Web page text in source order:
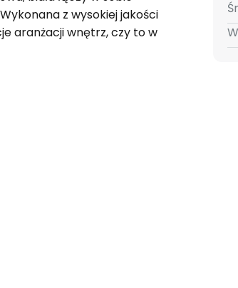
z wysokiej jakości
aranżacji wnętrz, czy to w
ponadczasową elegancję i
co pozwala na
Ponadto możliwość
elastyczne
atmosfery. Lampa
którzy cenią sobie